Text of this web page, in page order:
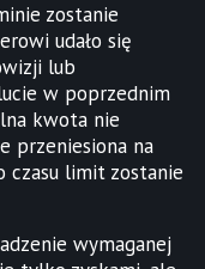
zostanie
udało się
lub
w poprzednim
kwota nie
przeniesiona na
czasu limit zostanie
wymaganej